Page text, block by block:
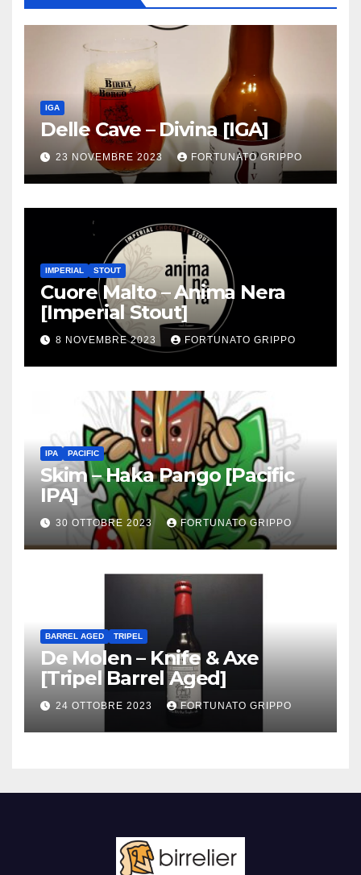
IGA
Delle Cave – Divina [IGA]
23 NOVEMBRE 2023 FORTUNATO GRIPPO
IMPERIAL STOUT
Cuore Malto – Anima Nera
[Imperial Stout]
8 NOVEMBRE 2023 FORTUNATO GRIPPO
IPA PACIFIC
Skim – Haka Pango [Pacific
IPA]
30 OTTOBRE 2023 FORTUNATO GRIPPO
BARREL AGED TRIPEL
De Molen – Knife & Axe
[Tripel Barrel Aged]
24 OTTOBRE 2023 FORTUNATO GRIPPO